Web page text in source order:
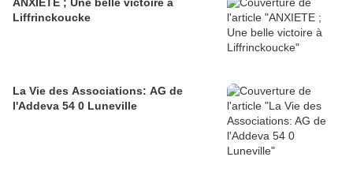
Liffrinckoucke
La Vie des Associations: AG de
l'Addeva 54 0 Luneville